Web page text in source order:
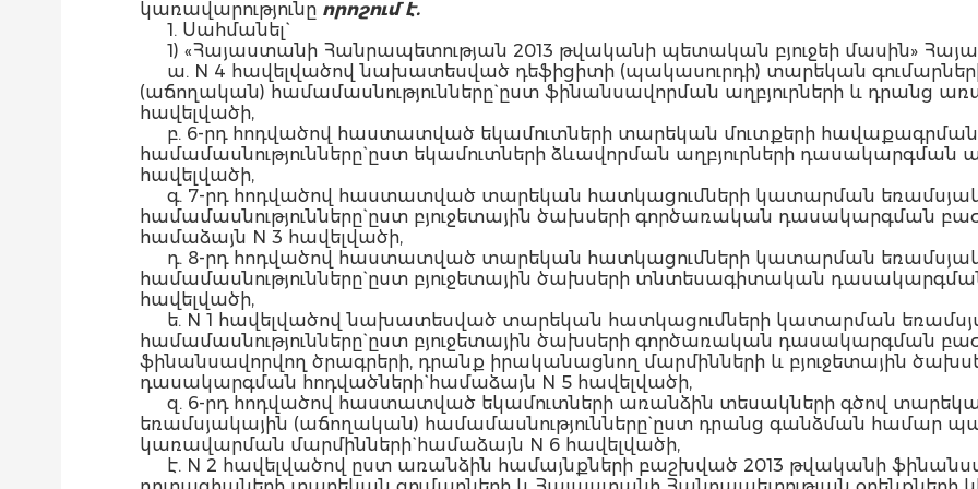
կառավարությունը որոշում է.
1. Սահմանել`
1) «Հայաստանի Հանրապետության 2013 թվականի պետական բյուջեի մասին»
ա. N 4 հավելվածով նախատեսված դեֆիցիտի (պակասուրդի) տարեկան
(աճողական) համամասնությունները` ըստ ֆինանսավորման աղբյուրների և դրանց
հավելվածի,
բ. 6-րդ հոդվածով հաստատված եկամուտների տարեկան մուտքերի
համամասնությունները` ըստ եկամուտների ձևավորման աղբյուրների դասակարգման
հավելվածի,
գ. 7-րդ հոդվածով հաստատված տարեկան հատկացումների կատարման
համամասնությունները` ըստ բյուջետային ծախսերի գործառական դասակարգման
համաձայն N 3 հավելվածի,
դ. 8-րդ հոդվածով հաստատված տարեկան հատկացումների կատարման
համամասնությունները` ըստ բյուջետային ծախսերի տնտեսագիտական
հավելվածի,
ե. N 1 հավելվածով նախատեսված տարեկան հատկացումների կատարման
համամասնությունները` ըստ բյուջետային ծախսերի գործառական դասակարգման
ֆինանսավորվող ծրագրերի, դրանք իրականացնող մարմինների և բյուջետային
դասակարգման հոդվածների` համաձայն N 5 հավելվածի,
զ. 6-րդ հոդվածով հաստատված եկամուտների առանձին տեսակների գծով
եռամսյակային (աճողական) համամասնությունները` ըստ դրանց գանձման
կառավարման մարմինների` համաձայն N 6 հավելվածի,
է. N 2 հավելվածով ըստ առանձին համայնքների բաշխված 2013 թվականի